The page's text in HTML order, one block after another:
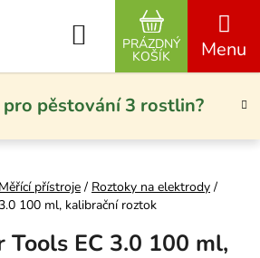
pěstování 3 rostlin?
Hledat
NÁKUPNÍ
PRÁZDNÝ
KOŠÍK
Měřící přístroje / Roztoky na elektrody /
100 ml, kalibrační roztok
EC 3.0 100 ml,